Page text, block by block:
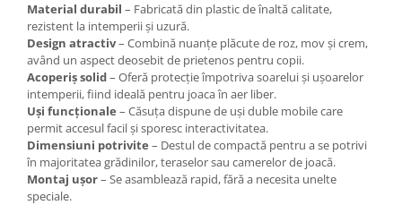
Material durabil – Fabricată din plastic de înaltă calitate,
rezistent la intemperii și uzură.
Design atractiv– Combină nuanțe plăcute de roz, mov și crem,
având un aspect deosebit de prietenos pentru copii.
Acoperiș solid– Oferă protecție împotriva soarelui și ușoarelor
intemperii, fiind ideală pentru joaca în aer liber.
Uși funcționale – Căsuța dispune de uși duble mobile care
permit accesul facil și sporesc interactivitatea.
Dimensiuni potrivite – Destul de compactă pentru a se potrivi
în majoritatea grădinilor, teraselor sau camerelor de joacă.
Montaj ușor– Se asamblează rapid, fără a necesita unelte
speciale.